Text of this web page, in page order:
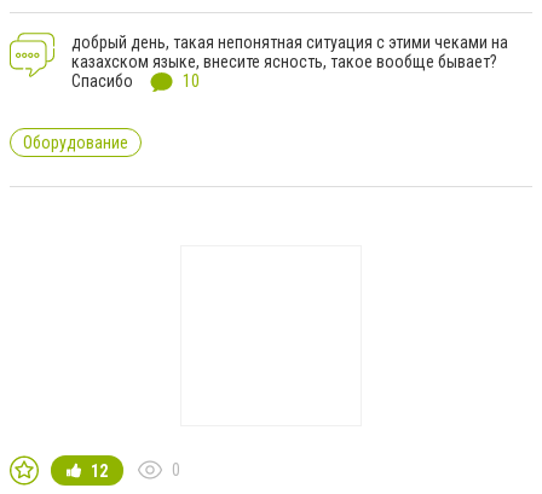
добрый день, такая непонятная ситуация с этими чеками на
казахском языке, внесите ясность, такое вообще бывает?
Спасибо
10
Оборудование
12 0